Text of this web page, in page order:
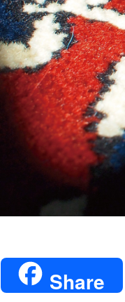
Twitter Share